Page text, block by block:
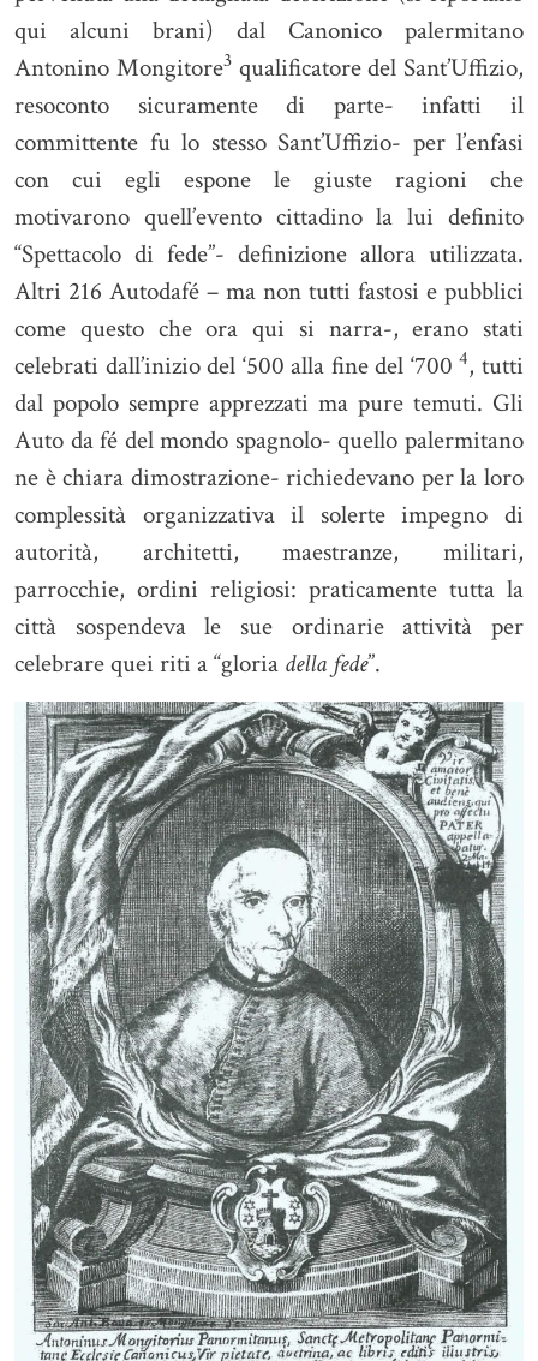
qui alcuni brani) dal Canonico palermitano
Antonino Mongitore3qualificatore del Sant’Uffizio,
resoconto sicuramente di parte- infatti il
committente fu lo stesso Sant’Uffizio- per l’enfasi
con cui egli espone le giuste ragioni che
motivarono quell’evento cittadino la lui definito
“Spettacolo di fede”- definizione allora utilizzata.
Altri 216 Autodafé – ma non tutti fastosi e pubblici
come questo che ora qui si narra-, erano stati
celebrati dall’inizio del ‘500 alla fine del ‘7004, tutti
dal popolo sempre apprezzati ma pure temuti. Gli
Auto da fé del mondo spagnolo- quello palermitano
ne è chiara dimostrazione- richiedevano per la loro
complessità organizzativa il solerte impegno di
autorità, architetti, maestranze, militari,
parrocchie, ordini religiosi: praticamente tutta la
città sospendeva le sue ordinarie attività per
celebrare quei riti a “gloria della fede”.